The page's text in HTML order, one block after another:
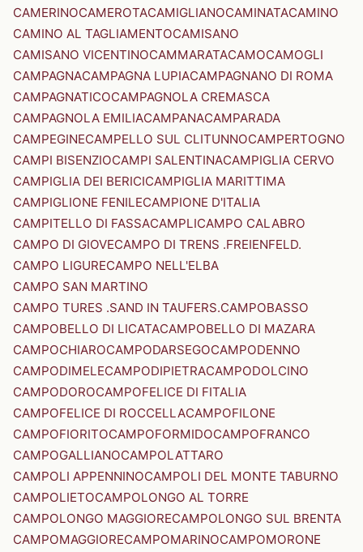
CAMERINOCAMEROTACAMIGLIANOCAMINATACAMINO
CAMINO AL TAGLIAMENTOCAMISANO
CAMISANO VICENTINOCAMMARATACAMOCAMOGLI
CAMPAGNACAMPAGNA LUPIACAMPAGNANO DI ROMA
CAMPAGNATICOCAMPAGNOLA CREMASCA
CAMPAGNOLA EMILIACAMPANACAMPARADA
CAMPEGINECAMPELLO SUL CLITUNNOCAMPERTOGNO
CAMPI BISENZIOCAMPI SALENTINACAMPIGLIA CERVO
CAMPIGLIA DEI BERICICAMPIGLIA MARITTIMA
CAMPIGLIONE FENILECAMPIONE D'ITALIA
CAMPITELLO DI FASSACAMPLICAMPO CALABRO
CAMPO DI GIOVECAMPO DI TRENS .FREIENFELD.
CAMPO LIGURECAMPO NELL'ELBA
CAMPO SAN MARTINO
CAMPO TURES .SAND IN TAUFERS.CAMPOBASSO
CAMPOBELLO DI LICATACAMPOBELLO DI MAZARA
CAMPOCHIAROCAMPODARSEGOCAMPODENNO
CAMPODIMELECAMPODIPIETRACAMPODOLCINO
CAMPODOROCAMPOFELICE DI FITALIA
CAMPOFELICE DI ROCCELLACAMPOFILONE
CAMPOFIORITOCAMPOFORMIDOCAMPOFRANCO
CAMPOGALLIANOCAMPOLATTARO
CAMPOLI APPENNINOCAMPOLI DEL MONTE TABURNO
CAMPOLIETOCAMPOLONGO AL TORRE
CAMPOLONGO MAGGIORECAMPOLONGO SUL BRENTA
CAMPOMAGGIORECAMPOMARINOCAMPOMORONE